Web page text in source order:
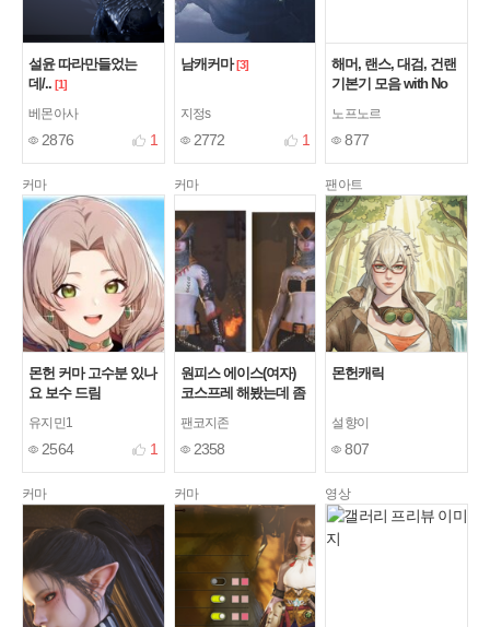
설윤 따라만들었는
데/.. [1]
베몬아사
2876 1
남캐커마 [3]
지정s
2772 1
해머, 랜스, 대검, 건랜
기본기 모음 with No
노프노르
877
커마
몬헌 커마 고수분 있나
요 보수 드림
유지민1
2564 1
커마
원피스 에이스(여자)
코스프레 해봤는데 좀
팬코지존
2358
팬아트
몬헌캐릭
설향이
807
커마 커마 영상